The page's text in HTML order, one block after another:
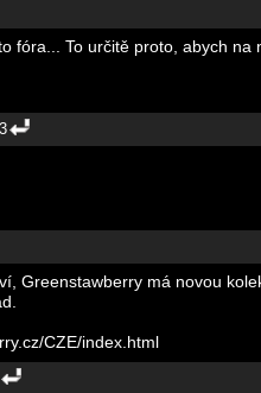
fóra... To určitě proto, abych na
Greenstawberry má novou
CZE/index.html